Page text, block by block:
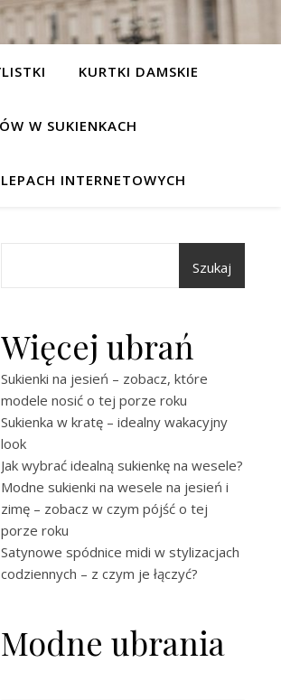
KURTKI DAMSKIE
W SUKIENKACH
INTERNETOWYCH
Szukaj
Więcej ubrań
Sukienki na jesień – zobacz, które
modele nosić o tej porze roku
Sukienka w kratę – idealny wakacyjny
look
Jak wybrać idealną sukienkę na wesele?
Modne sukienki na wesele na jesień i
zimę – zobacz w czym pójść o tej
porze roku
Satynowe spódnice midi w stylizacjach
codziennych – z czym je łączyć?
Modne ubrania